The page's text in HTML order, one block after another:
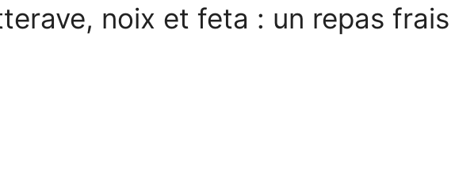
noix et feta : un repas frais